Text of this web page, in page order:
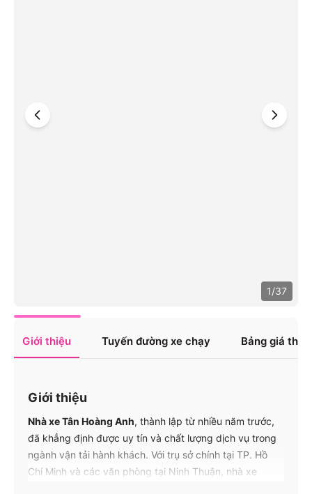
1/37
Giới thiệu Tuyến đường xe chạy Bảng giá
Giới thiệu
Nhà xe Tân Hoàng Anh, thành lập từ nhiều năm trước,
đã khẳng định được uy tín và chất lượng dịch vụ trong
ngành vận tải hành khách. Với trụ sở chính tại TP. Hồ
Chí Minh và các văn phòng tại Ninh Thuận, nhà xe